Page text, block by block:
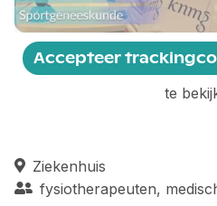
Accepteer
te
Ziekenhuis
fysiotherapeuten,